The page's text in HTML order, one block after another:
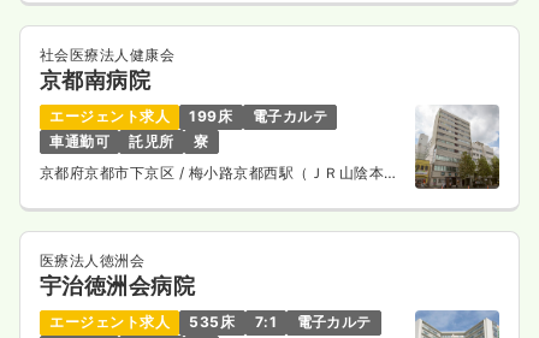
日祝休み
4週8休以上 担当業務未経験可
ブランク可
第二新卒可
月給34万円以上可
気になる 詳細を見る
※経験3年の例
時間 8:30～17:00 （休憩60分）
日祝休み
4週8休以上 担当業務未経験可
ブランク可
社会医療法人健康会
京都南病院
エージェント求人 199床
電子カルテ
車通勤可
託児所
寮
京都府京都市下京区 / 梅小路京都西駅（ＪＲ山陰本
医療法人徳洲会
宇治徳洲会病院
エージェント求人 535床 7:1
電子カルテ